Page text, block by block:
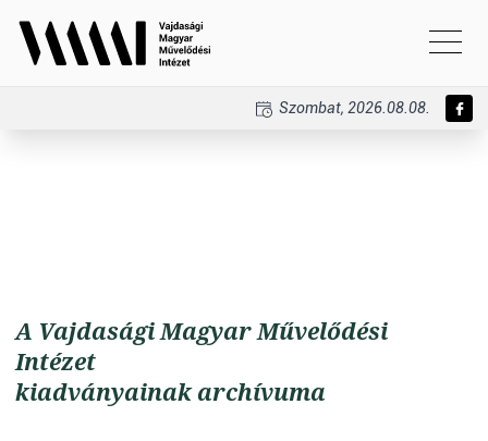
Szombat, 2026.08.08.
A Vajdasági Magyar Művelődési
Intézet
kiadványainak archívuma